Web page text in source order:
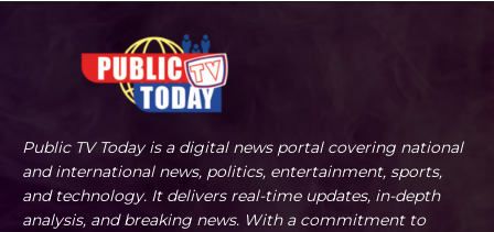
Public TV Today is a digital news portal covering national
and international news, politics, entertainment, sports,
and technology. It delivers real-time updates, in-depth
analysis, and breaking news. With a commitment to